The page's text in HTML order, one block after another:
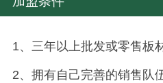
1、三年以上批发或零售板
2、拥有自己完善的销售队